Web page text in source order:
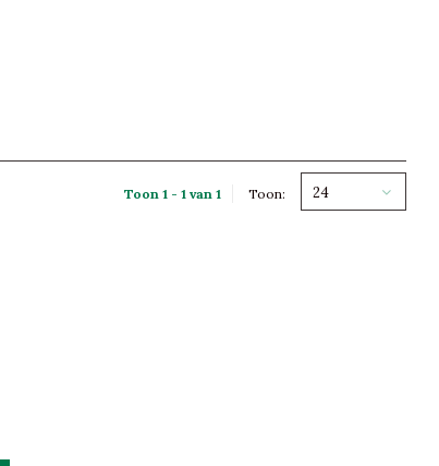
Toon 1 - 1 van 1 Toon: 24